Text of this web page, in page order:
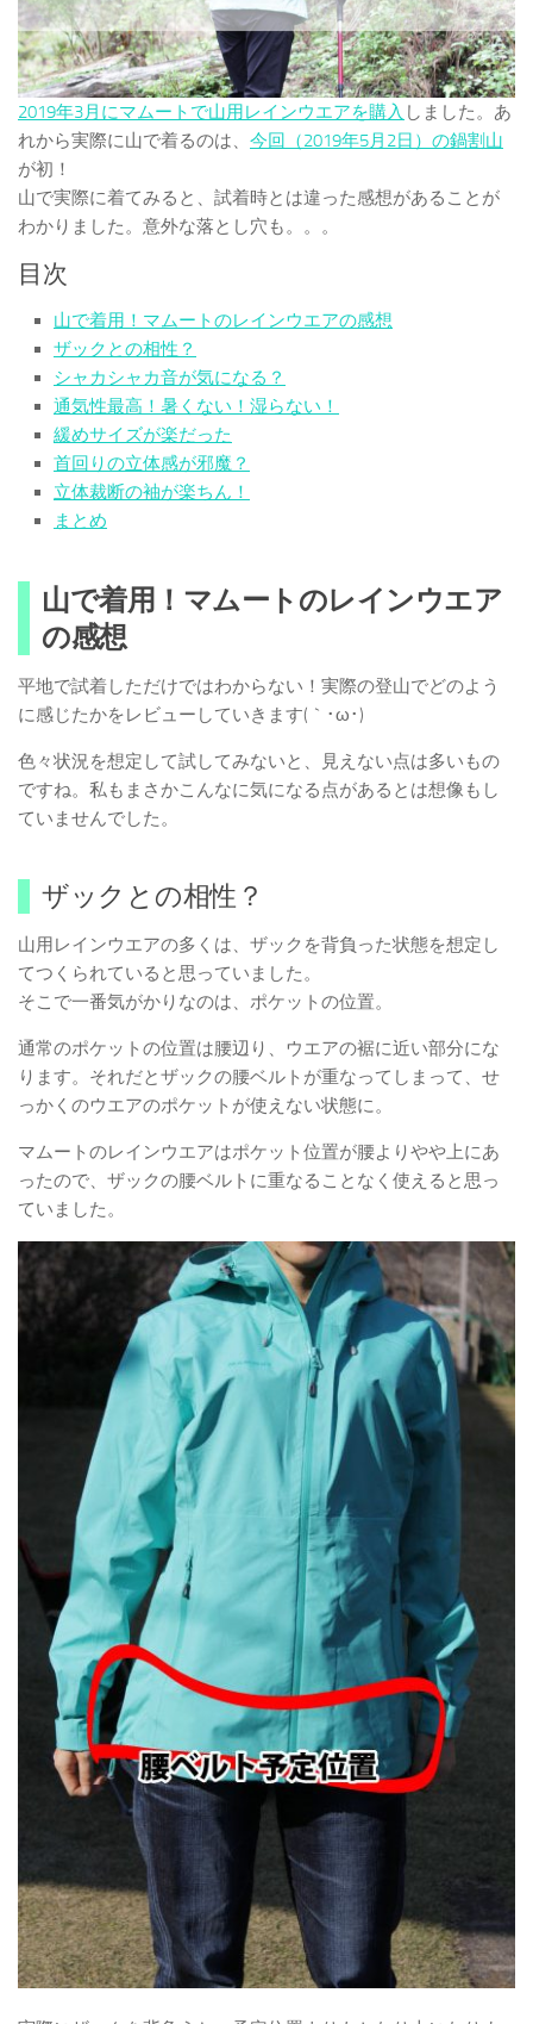
2019年3月にマムートで山用レインウエアを購入 しました。あ
れから実際に山で着るのは、 今回（2019年5月2日）の鍋割山
が初！
山で実際に着てみると、試着時とは違った感想があることが
わかりました。意外な落とし穴も。。。
目次
山で着用！マムートのレインウエアの感想
ザックとの相性？
シャカシャカ音が気になる？
通気性最高！暑くない！湿らない！
緩めサイズが楽だった
首回りの立体感が邪魔？
立体裁断の袖が楽ちん！
まとめ
山で着用！マムートのレインウエア
の感想
平地で試着しただけではわからない！実際の登山でどのよう
に感じたかをレビューしていきます(｀･ω･)
色々状況を想定して試してみないと、見えない点は多いもの
ですね。私もまさかこんなに気になる点があるとは想像もし
ていませんでした。
ザックとの相性？
山用レインウエアの多くは、ザックを背負った状態を想定し
てつくられていると思っていました。
そこで一番気がかりなのは、ポケットの位置。
通常のポケットの位置は腰辺り、ウエアの裾に近い部分にな
ります。それだとザックの腰ベルトが重なってしまって、せ
っかくのウエアのポケットが使えない状態に。
マムートのレインウエアはポケット位置が腰よりやや上にあ
ったので、ザックの腰ベルトに重なることなく使えると思っ
ていました。